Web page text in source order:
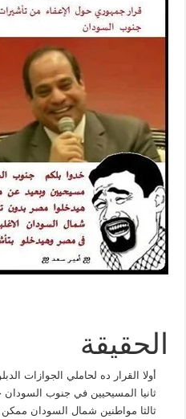
الحقيقة
أولا القرار ده لحاملي الجوازات
ثانيا المسيحيين في جنوب السودان حوالي